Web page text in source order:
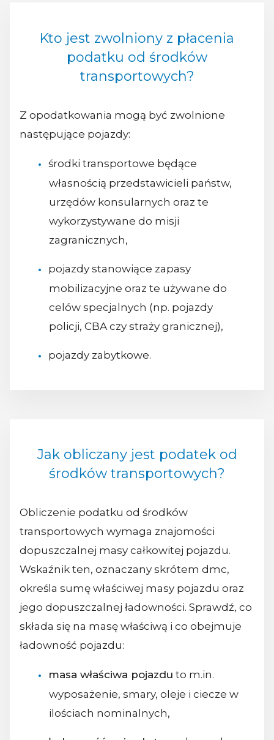
Kto jest zwolniony z płacenia
podatku od środków
transportowych?
Z opodatkowania mogą być zwolnione
następujące pojazdy:
środki transportowe będące
własnością przedstawicieli państw,
urzędów konsularnych oraz te
wykorzystywane do misji
zagranicznych,
pojazdy stanowiące zapasy
mobilizacyjne oraz te używane do
celów specjalnych (np. pojazdy
policji, CBA czy straży granicznej),
pojazdy zabytkowe.
Jak obliczany jest podatek od
środków transportowych?
Obliczenie podatku od środków
transportowych wymaga znajomości
dopuszczalnej masy całkowitej pojazdu.
Wskaźnik ten, oznaczany skrótem dmc,
określa sumę właściwej masy pojazdu oraz
jego dopuszczalnej ładowności. Sprawdź, co
składa się na masę właściwą i co obejmuje
ładowność pojazdu:
masa właściwa pojazdu to m.in.
wyposażenie, smary, oleje i ciecze w
ilościach nominalnych,